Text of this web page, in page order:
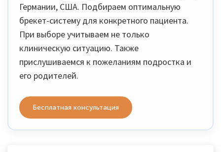
Германии, США. Подбираем оптимальную
брекет-систему для конкретного пациента.
При выборе учитываем не только
клиническую ситуацию. Также
прислушиваемся к пожеланиям подростка и
его родителей.
Бесплатная консультация